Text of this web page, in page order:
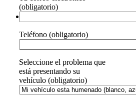
(obligatorio)
Teléfono (obligatorio)
Seleccione el problema que
está presentando su
vehículo (obligatorio)